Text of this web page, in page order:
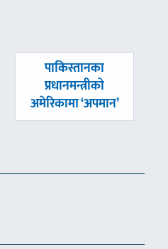
अघिल्लाे
-
पाकिस्तानका
प्रधानमन्त्रीको
अमेरिकामा ‘अपमान’